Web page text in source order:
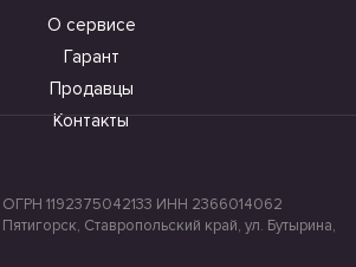
О сервисе
Гарант
Продавцы
Контакты
1192375042133 ИНН 2366014062
Ставропольский край, ул. Бутырина,